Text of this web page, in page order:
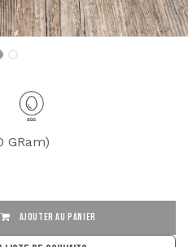
GRam)
AJOUTER AU PANIER